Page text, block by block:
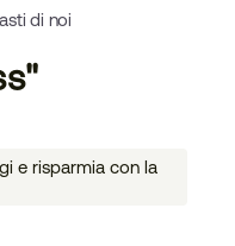
di noi
e risparmia con la